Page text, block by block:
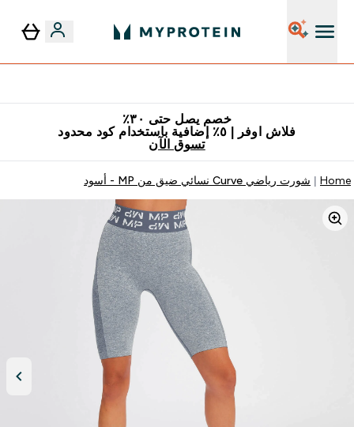
خصم يصل حتى ٣٠٪
فلاش اوفر | ٥٪ إضافية باستخدام كود محدود
تسوق الآن
Home شورت رياضي Curve نسائي ضيق من MP - أسود